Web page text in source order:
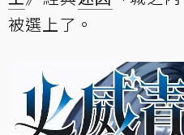
被選上了。